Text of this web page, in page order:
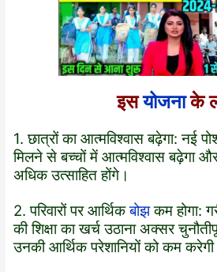
इसयोजनाके
1. छात्रों का आत्मविश्वास बढ़ेगा: नई
मिलने से बच्चों में आत्मविश्वास बढ़ेगा
अधिक उत्साहित होंगे।
2. परिवारों पर आर्थिकबोझकम होगा:
की शिक्षा का खर्च उठाना अक्सर
उनकी आर्थिक परेशानियों को कम